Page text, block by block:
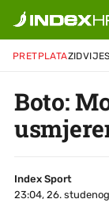
PRETPLATAZID
Boto:
Index Sport
23:04, 26.